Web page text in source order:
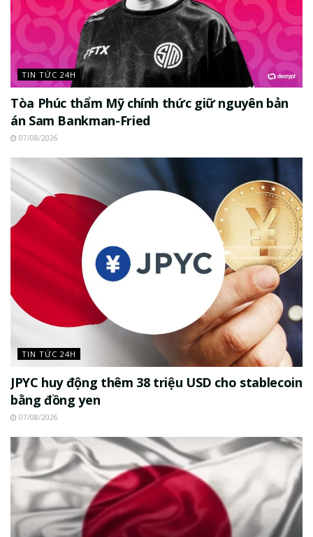
TIN TỨC 24H
Tòa Phúc thẩm Mỹ chính thức giữ nguyên bản
án Sam Bankman-Fried
07/08/2026
TIN TỨC 24H
JPYC huy động thêm 38 triệu USD cho stablecoin
bằng đồng yen
07/08/2026